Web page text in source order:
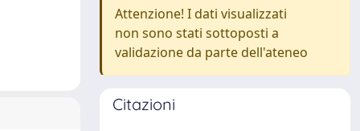
Attenzione! I dati visualizzati
non sono stati sottoposti a
validazione da parte dell'ateneo
Citazioni